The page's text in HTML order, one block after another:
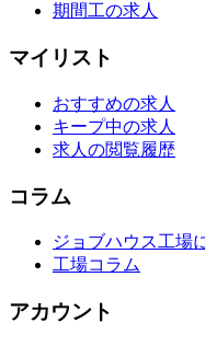
期間工の求人
マイリスト
おすすめの求人
キープ中の求人
求人の閲覧履歴
コラム
ジョブハウス工場
工場コラム
アカウント